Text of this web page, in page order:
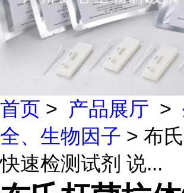
首页 > 产品展厅 >
全、生物因子 > 布
快速检测试剂 说...